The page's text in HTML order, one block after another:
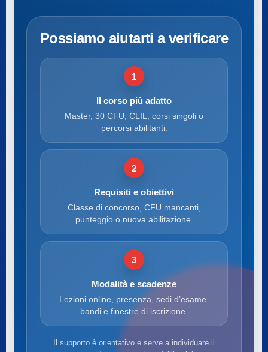
Possiamo aiutarti a verificare
1
Il corso più adatto
Master, 30 CFU, CLIL, corsi singoli o
percorsi abilitanti.
2
Requisiti e obiettivi
Classe di concorso, CFU mancanti,
punteggio o nuova abilitazione.
3
Modalità e scadenze
Lezioni online, presenza, sedi d’esame,
bandi e finestre di iscrizione.
Il supporto è orientativo e serve a individuare il